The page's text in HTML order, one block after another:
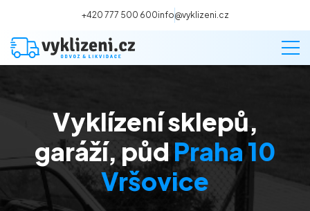
+420 777 500 600info@vyklizeni.cz
Vyklízení
Stěhování
Malování
Vyklízení sklepů,
garáží, půdPraha 10
Vršovice